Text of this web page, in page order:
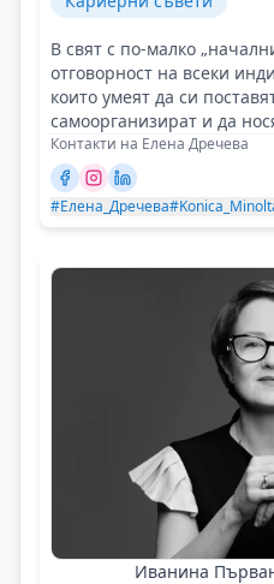
В свят с по-малко
отговорност на всеки
които умеят да си
самоорганизират и да
Контакти на Елена Дречева
#Елена_Дречева
Иванина